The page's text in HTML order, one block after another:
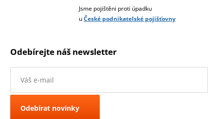
Odebírejte náš newsletter
Odebírat novinky
Jsme pojištěni proti úpadku
uČeské podnikatelské pojišťovny